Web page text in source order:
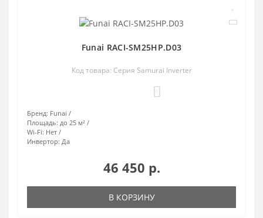
Funai RACI-SM25HP.D03
Код товара: Серия Samurai Inverter
Бренд: Funai
Площадь: до 25 м²
Wi-Fi: Нет
Инвертор: Да
46 450 р.
В КОРЗИНУ